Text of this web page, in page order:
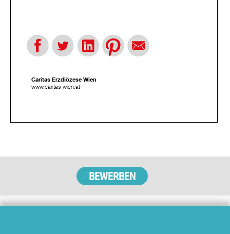
Caritas Erzdiözese Wien
www.caritas-wien.at